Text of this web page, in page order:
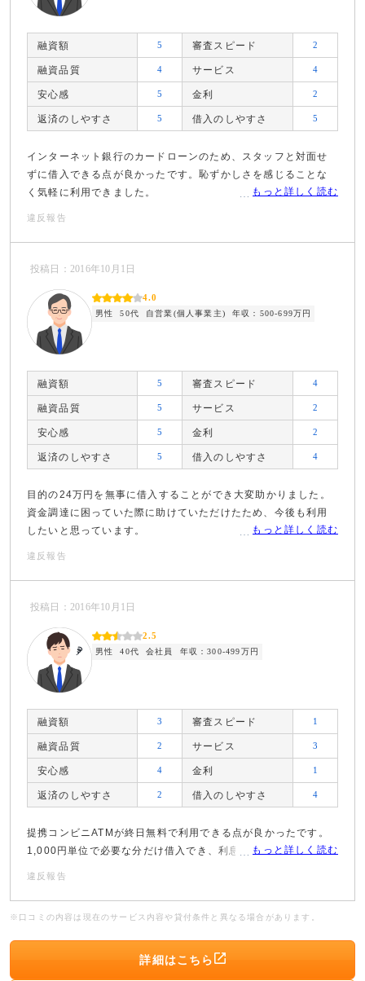
融資額 5 審査スピード 2
融資品質 4 サービス 4
安心感 5 金利 2
返済のしやすさ 5 借入のしやすさ 5
インターネット銀行のカードローンのため、スタッフと対面せ
ずに借入できる点が良かったです。恥ずかしさを感じることな
く気軽に利用できました。
もっと詳しく読む
違反報告
投稿日：2016年10月1日
4.0
男性 50代 自営業(個人事業主) 年収：500-699万円
融資額 5 審査スピード 4
融資品質 5 サービス 2
安心感 5 金利 2
返済のしやすさ 5 借入のしやすさ 4
目的の24万円を無事に借入することができ大変助かりました。
資金調達に困っていた際に助けていただけたため、今後も利用
したいと思っています。
もっと詳しく読む
違反報告
投稿日：2016年10月1日
2.5
男性 40代 会社員 年収：300-499万円
融資額 3 審査スピード 1
融資品質 2 サービス 3
安心感 4 金利 1
返済のしやすさ 2 借入のしやすさ 4
提携コンビニATMが終日無料で利用できる点が良かったです。
1,000円単位で必要な分だけ借入でき、利息を抑えられました。
もっと詳しく読む
違反報告
※口コミの内容は現在のサービス内容や貸付条件と異なる場合があります。
詳細はこちら